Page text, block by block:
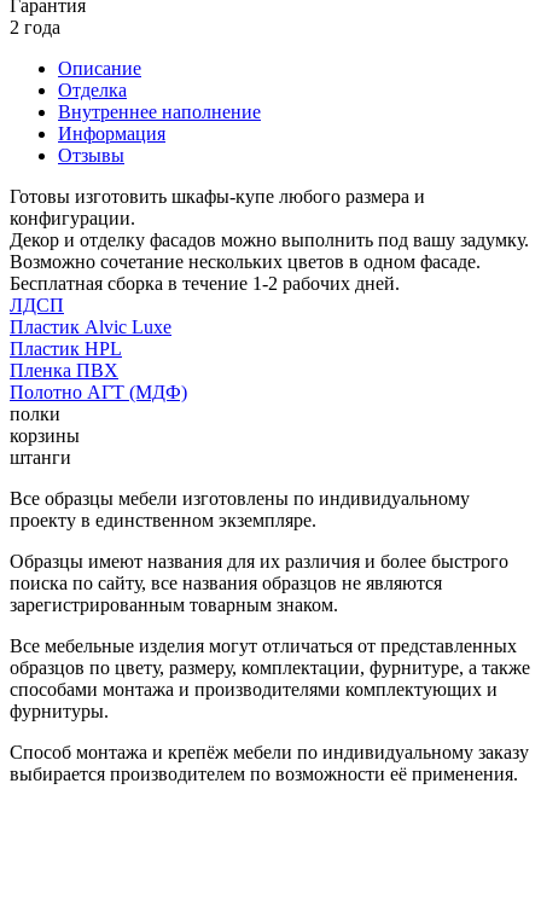
Гарантия
2 года
Описание
Отделка
Внутреннее наполнение
Информация
Отзывы
Готовы изготовить шкафы-купе любого размера и
конфигурации.
Декор и отделку фасадов можно выполнить под вашу задумку.
Возможно сочетание нескольких цветов в одном фасаде.
Бесплатная сборка в течение 1-2 рабочих дней.
ЛДСП
Пластик Alvic Luxe
Пластик HPL
Пленка ПВХ
Полотно АГТ (МДФ)
полки
корзины
штанги
Все образцы мебели изготовлены по индивидуальному
проекту в единственном экземпляре.
Образцы имеют названия для их различия и более быстрого
поиска по сайту, все названия образцов не являются
зарегистрированным товарным знаком.
Все мебельные изделия могут отличаться от представленных
образцов по цвету, размеру, комплектации, фурнитуре, а также
способами монтажа и производителями комплектующих и
фурнитуры.
Способ монтажа и крепёж мебели по индивидуальному заказу
выбирается производителем по возможности её применения.